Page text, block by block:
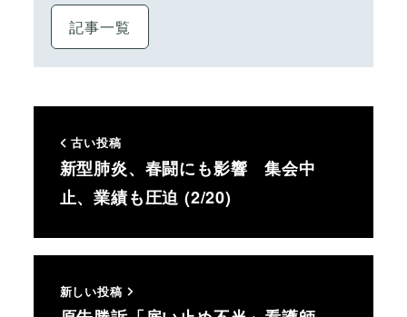
記事一覧
古い投稿
新型肺炎、春闘にも影響 集会中
止、業績も圧迫 (2/20)
新しい投稿